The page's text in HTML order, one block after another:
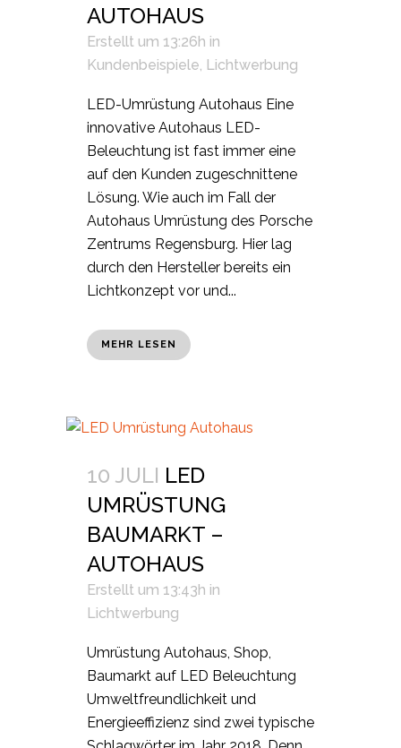
AUTOHAUS
Erstellt um 13:26h in
Kundenbeispiele, Lichtwerbung
LED-Umrüstung Autohaus Eine
innovative Autohaus LED-
Beleuchtung ist fast immer eine
auf den Kunden zugeschnittene
Lösung. Wie auch im Fall der
Autohaus Umrüstung des Porsche
Zentrums Regensburg. Hier lag
durch den Hersteller bereits ein
Lichtkonzept vor und...
MEHR LESEN
10 JULI LED
UMRÜSTUNG
BAUMARKT –
AUTOHAUS
Erstellt um 13:43h in
Lichtwerbung
Umrüstung Autohaus, Shop,
Baumarkt auf LED Beleuchtung
Umweltfreundlichkeit und
Energieeffizienz sind zwei typische